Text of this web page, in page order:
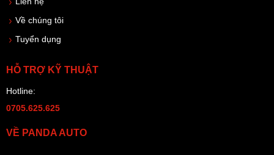
Về chúng tôi
Tuyển dụng
HỖ TRỢ KỸ THUẬT
Hotline:
0705.625.625
VỀ PANDA AUTO